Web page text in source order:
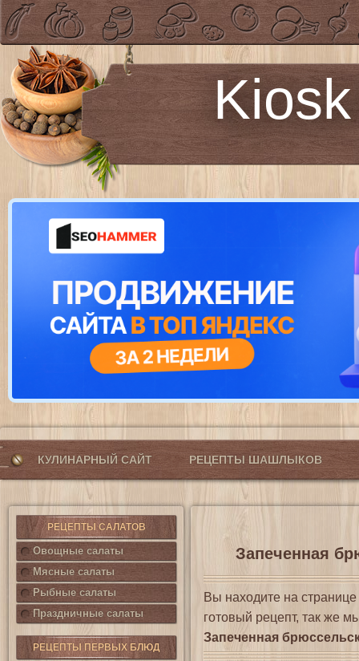
КУЛИНАРНЫЙ САЙТ РЕЦЕПТЫ ШАШЛЫКОВ
РЕЦЕПТЫ САЛАТОВ
Овощные салаты
Мясные салаты
Рыбные салаты
Праздничные салаты
РЕЦЕПТЫ ПЕРВЫХ БЛЮД
Запеченная
Вы находите на странице
готовый рецепт, так же
Запеченная